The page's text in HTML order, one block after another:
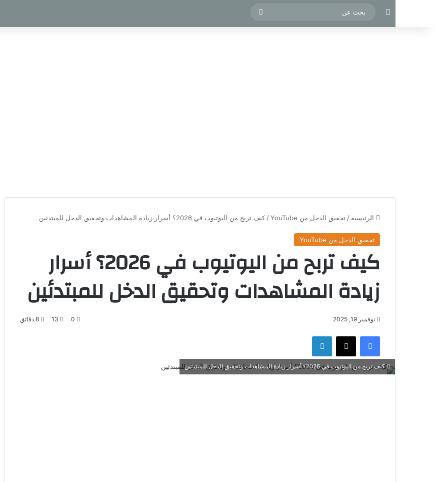
مقال عشوائي
عن
الرئيسية / تحقيق الدخل من YouTube / كيف تربح من اليوتيوب في 2026؟ أسرار زيادة المشاهدات وتحقيق الدخل للمبتدئين
تحقيق الدخل من YouTube
كيف تربح من اليوتيوب في 2026؟ أسرار
زيادة المشاهدات وتحقيق الدخل للمبتدئين
نوفمبر 19, 2025 0
13
فيسبوك
كيف تربح من اليوتيوب في 2026؟ أسرار زيادة المشاهدات وتحقيق الدخل للمبتدئين